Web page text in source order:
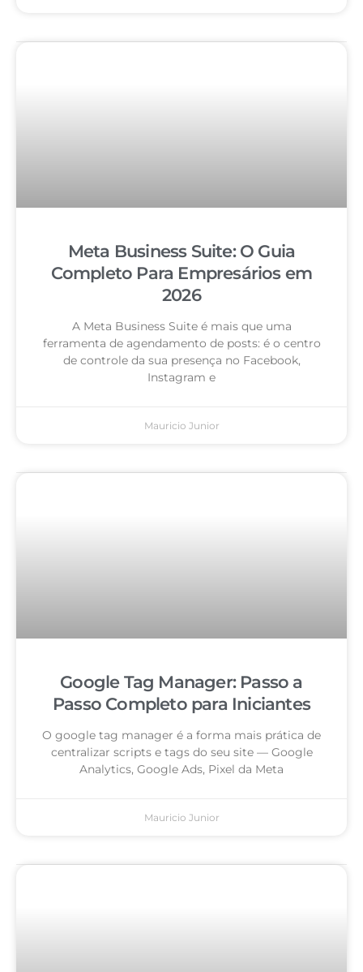
Meta Business Suite: O Guia
Completo Para Empresários em
2026
A Meta Business Suite é mais que uma
ferramenta de agendamento de posts: é o centro
de controle da sua presença no Facebook,
Instagram e
Mauricio Junior
Google Tag Manager: Passo a
Passo Completo para Iniciantes
O google tag manager é a forma mais prática de
centralizar scripts e tags do seu site — Google
Analytics, Google Ads, Pixel da Meta
Mauricio Junior